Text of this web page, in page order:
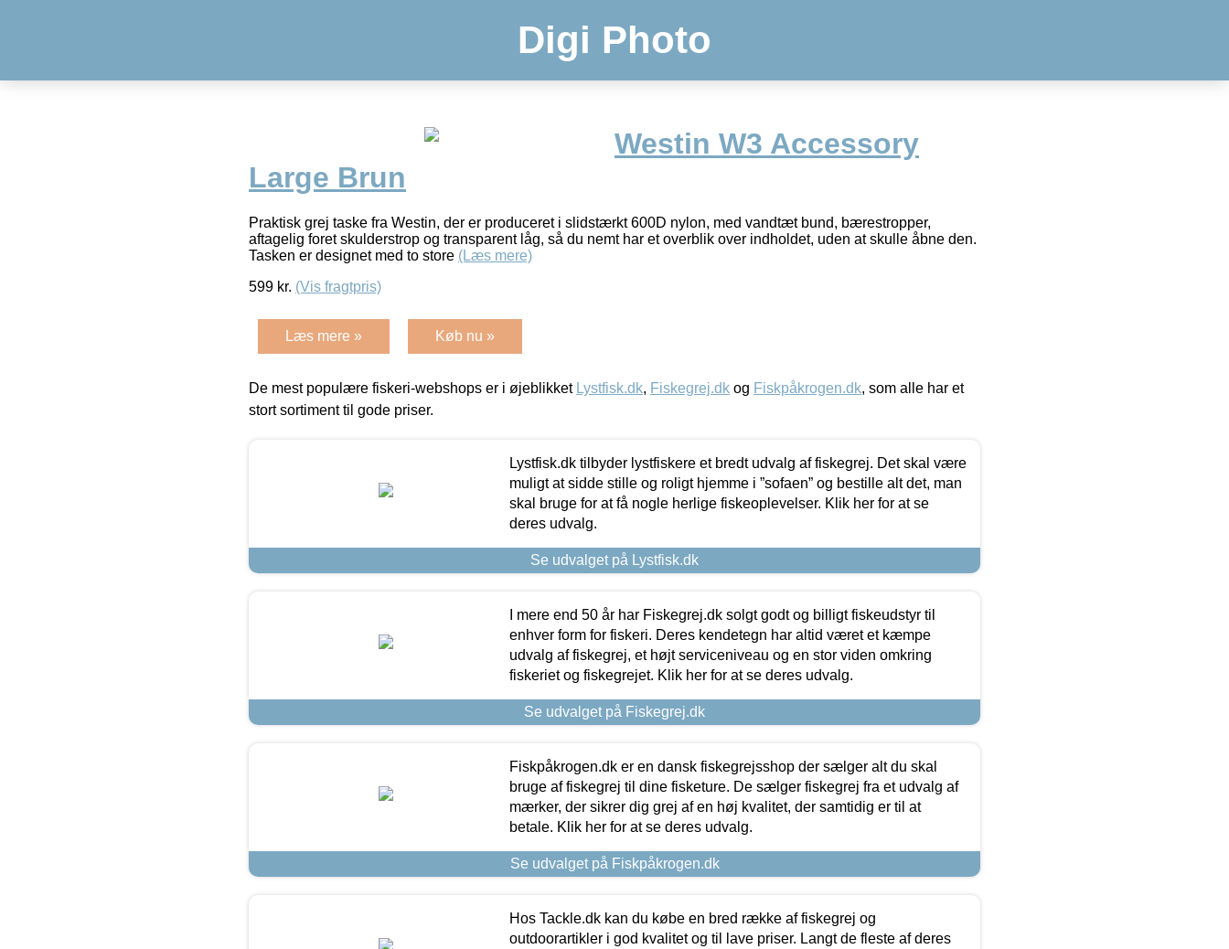
Digi Photo
Westin W3 Accessory
Large Brun
Praktisk grej taske fra Westin, der er produceret i slidstærkt 600D nylon, med vandtæt bund, bærestropper,
aftagelig foret skulderstrop og transparent låg, så du nemt har et overblik over indholdet, uden at skulle åbne den.
Tasken er designet med to store (Læs mere)
599 kr. (Vis fragtpris)
Læs mere » Køb nu »
De mest populære fiskeri-webshops er i øjeblikket Lystfisk.dk, Fiskegrej.dk og Fiskpåkrogen.dk, som alle har et
stort sortiment til gode priser.
Lystfisk.dk tilbyder lystfiskere et bredt udvalg af fiskegrej. Det skal være
muligt at sidde stille og roligt hjemme i ”sofaen” og bestille alt det, man
skal bruge for at få nogle herlige fiskeoplevelser. Klik her for at se
deres udvalg.
Se udvalget på Lystfisk.dk
I mere end 50 år har Fiskegrej.dk solgt godt og billigt fiskeudstyr til
enhver form for fiskeri. Deres kendetegn har altid været et kæmpe
udvalg af fiskegrej, et højt serviceniveau og en stor viden omkring
fiskeriet og fiskegrejet. Klik her for at se deres udvalg.
Se udvalget på Fiskegrej.dk
Fiskpåkrogen.dk er en dansk fiskegrejsshop der sælger alt du skal
bruge af fiskegrej til dine fisketure. De sælger fiskegrej fra et udvalg af
mærker, der sikrer dig grej af en høj kvalitet, der samtidig er til at
betale. Klik her for at se deres udvalg.
Se udvalget på Fiskpåkrogen.dk
Hos Tackle.dk kan du købe en bred række af fiskegrej og
outdoorartikler i god kvalitet og til lave priser. Langt de fleste af deres